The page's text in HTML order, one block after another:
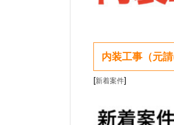
内装工事（元
[新着案件]